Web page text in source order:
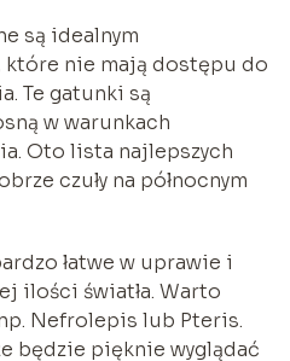
są idealnym
które nie mają dostępu do
Te gatunki są
w warunkach
Oto lista najlepszych
czuły na północnym
łatwe w uprawie i
ilości światła. Warto
Nefrolepis lub Pteris.
będzie pięknie wyglądać